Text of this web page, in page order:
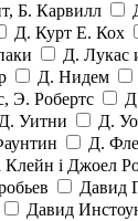
Б. Карвилл
Д. Курт Е. Кох
Д. Лукас
Д. Нидем
Э. Робертс
Д. Уитни
Д.
Д.
Клейн і Джоел
Давид
Давид